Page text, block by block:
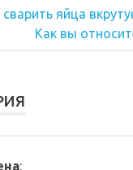
яйца
Следующая
запись:
Как вы
: